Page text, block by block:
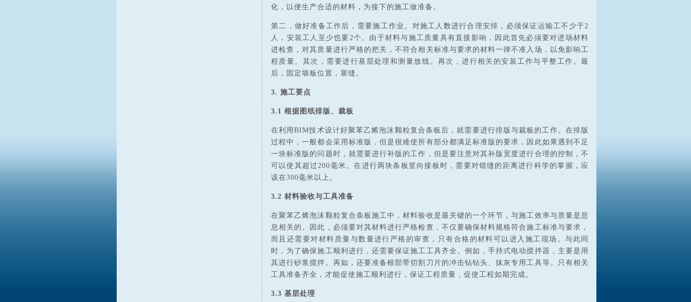
化，以便生产合适的材料，为接下的施工做准备。
第二，做好准备工作后，需要施工作业。对施工人数进行合理安排，必须保证运输工不少于2
人，安装工人至少也要2个。由于材料与施工质量具有直接影响，因此首先必须要对进场材料
进检查，对其质量进行严格的把关，不符合相关标准与要求的材料一律不准入场，以免影响工
程质量。其次，需要进行基层处理和测量放线。再次，进行相关的安装工作与平整工作。最
后，固定墙板位置，塞缝。
3. 施工要点
3.1 根据图纸排版、裁板
在利用BIM技术设计好聚苯乙烯泡沫颗粒复合条板后，就需要进行排版与裁板的工作。在排版
过程中，一般都会采用标准版，但是很难使所有部分都满足标准版的要求，因此如果遇到不足
一块标准版的问题时，就需要进行补版的工作，但是要注意对其补版宽度进行合理的控制，不
可以使其超过200毫米。在进行两块条板竖向接板时，需要对错缝的距离进行科学的掌握，应
该在300毫米以上。
3.2 材料验收与工具准备
在聚苯乙烯泡沫颗粒复合条板施工中，材料验收是最关键的一个环节，与施工效率与质量是息
息相关的。因此，必须要对其材料进行严格检查，不仅要确保材料规格符合施工标准与要求，
而且还需要对材料质量与数量进行严格的审查，只有合格的材料可以进入施工现场。与此同
时，为了确保施工顺利进行，还需要保证施工工具齐全。例如，手持式电动搅拌器，主要是用
其进行砂浆搅拌。再如，还要准备根部带切割刀片的冲击钻钻头、抹灰专用工具等。只有相关
工具准备齐全，才能促使施工顺利进行，保证工程质量，促使工程如期完成。
3.3 基层处理